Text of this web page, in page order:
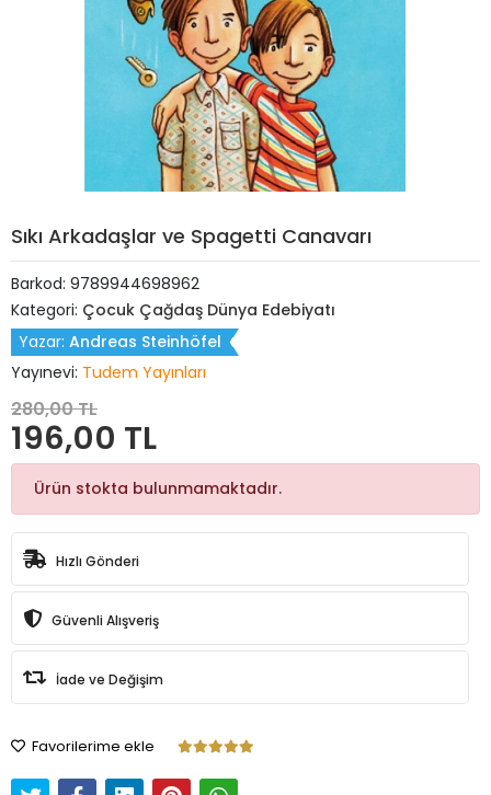
Sıkı Arkadaşlar ve Spagetti Canavarı
Barkod: 9789944698962
Kategori: Çocuk Çağdaş Dünya Edebiyatı
Yazar: Andreas Steinhöfel
Yayınevi: Tudem Yayınları
280,00 TL
196,00 TL
Ürün stokta bulunmamaktadır.
Hızlı Gönderi
Güvenli Alışveriş
İade ve Değişim
Favorilerime ekle